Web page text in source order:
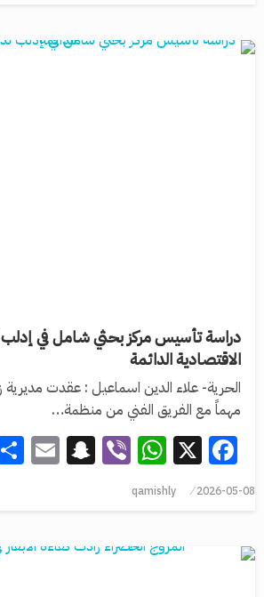
دراسة تأسيس مركز بحثي شامل في إدلب
الاقتصادية الدائمة
الحرية- علاء الدين اسماعيل : عقدت مديرية
مهماً مع الفريق الفني من منظمة…
Facebook
X
WhatsApp
Viber
2026-05-08
qamishly